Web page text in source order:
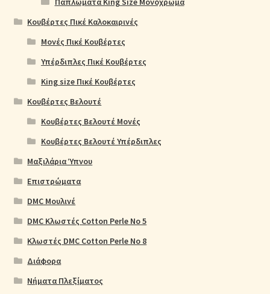
Κουβέρτες Πικέ Καλοκαιρινές
Μονές Πικέ Κουβέρτες
Υπέρδιπλες Πικέ Κουβέρτες
King size Πικέ Κουβέρτες
Κουβέρτες Βελουτέ
Κουβέρτες Βελουτέ Μονές
Κουβέρτες Βελουτέ Υπέρδιπλες
Μαξιλάρια Ύπνου
Επιστρώματα
DMC Μουλινέ
DMC Κλωστές Cotton Perle No 5
Κλωστές DMC Cotton Perle No 8
Διάφορα
Νήματα Πλεξίματος